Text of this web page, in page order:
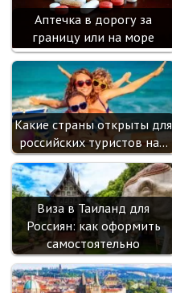
Аптечка в дорогу за
границу или на море
Какие страны открыты для
российских туристов на…
Виза в Таиланд для
Россиян: как оформить
самостоятельно